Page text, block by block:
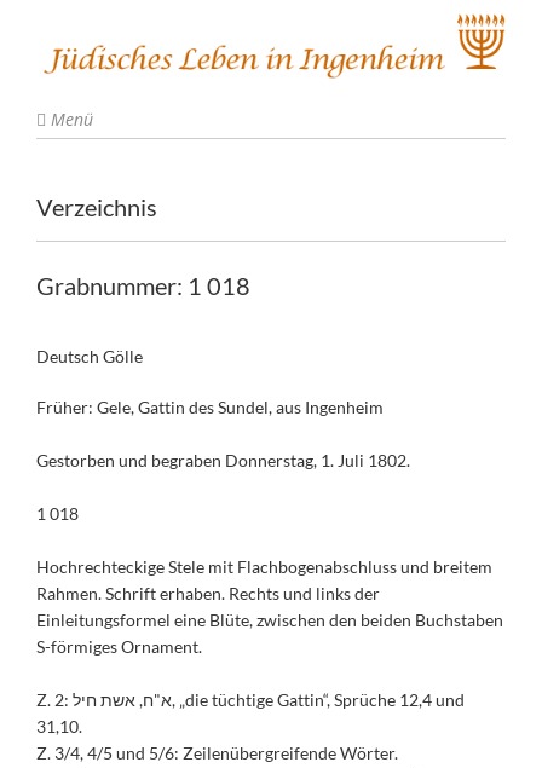
Menü
Verzeichnis
Grabnummer: 1 018
Deutsch Gölle
Früher: Gele, Gattin des Sundel, aus Ingenheim
Gestorben und begraben Donnerstag, 1. Juli 1802.
1 018
Hochrechteckige Stele mit Flachbogenabschluss und breitem
Rahmen. Schrift erhaben. Rechts und links der
Einleitungsformel eine Blüte, zwischen den beiden Buchstaben
S-förmiges Ornament.
Z. 2: א"ח, אשת חיל, „die tüchtige Gattin“, Sprüche 12,4 und
31,10.
Z. 3/4, 4/5 und 5/6: Zeilenübergreifende Wörter.